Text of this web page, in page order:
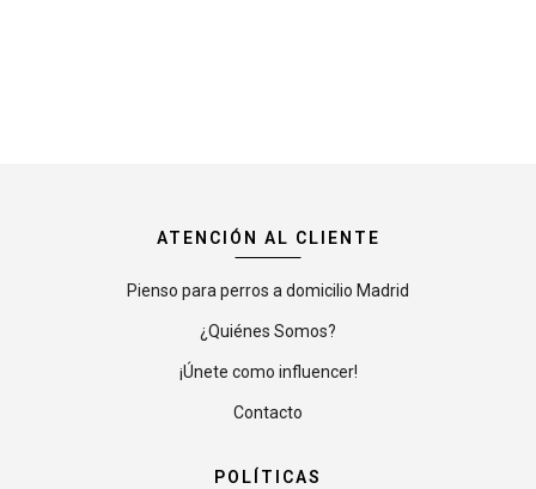
ATENCIÓN AL CLIENTE
Pienso para perros a domicilio Madrid
¿Quiénes Somos?
¡Únete como influencer!
Contacto
POLÍTICAS